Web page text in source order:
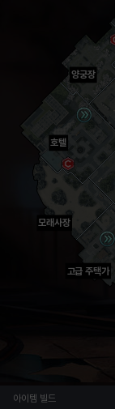
모래사장
고급 주택가
호텔
양궁장
아이템 빌드